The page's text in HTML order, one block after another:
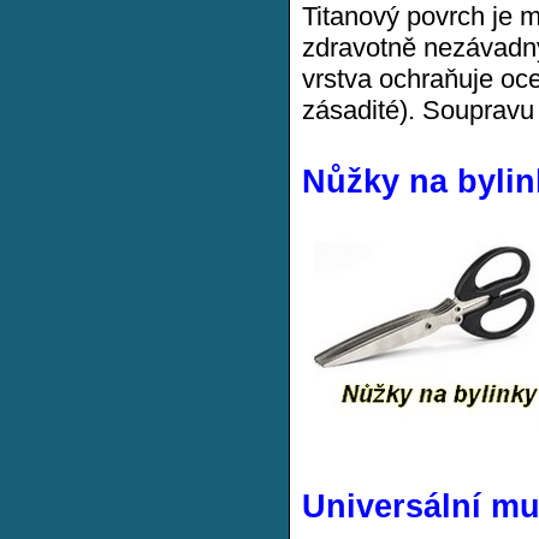
Titanový povrch je
zdravotně
vrstva ochraňuje
zásadité).
Nůžky na
Universální